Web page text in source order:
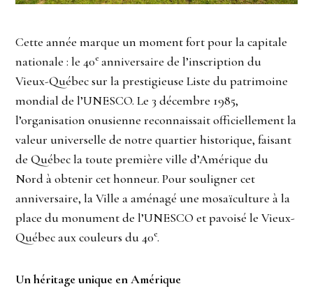
Cette année marque un moment fort pour la capitale
nationale : le 40e anniversaire de l’inscription du
Vieux-Québec sur la prestigieuse Liste du patrimoine
mondial de l’UNESCO. Le 3 décembre 1985,
l’organisation onusienne reconnaissait officiellement la
valeur universelle de notre quartier historique, faisant
de Québec la toute première ville d’Amérique du
Nord à obtenir cet honneur. Pour souligner cet
anniversaire, la Ville a aménagé une mosaïculture à la
place du monument de l’UNESCO et pavoisé le Vieux-
Québec aux couleurs du 40e.
Un héritage unique en Amérique